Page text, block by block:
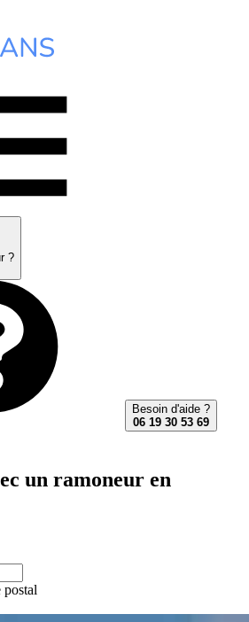
?
Besoin d'aide ?
06 19 30 53 69
un ramoneur en
postal